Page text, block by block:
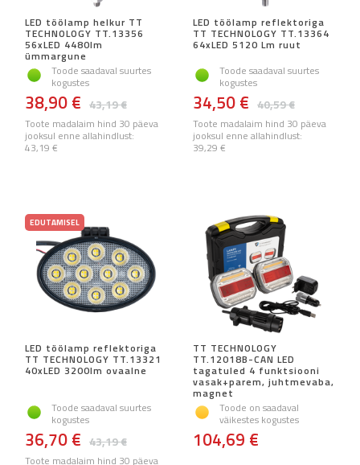
LED töölamp helkur TT
TECHNOLOGY TT.13356
56xLED 4480lm
ümmargune
Toode saadaval suurtes
kogustes
43,19 €
38,90 €
Toote madalaim hind 30 päeva
jooksul enne allahindlust:
43,19 €
LED töölamp reflektoriga
TT TECHNOLOGY TT.13364
64xLED 5120 Lm ruut
Toode saadaval suurtes
kogustes
40,59 €
34,50 €
Toote madalaim hind 30 päeva
jooksul enne allahindlust:
39,29 €
EDUTAMISEL
LED töölamp reflektoriga
TT TECHNOLOGY TT.13321
40xLED 3200lm ovaalne
Toode saadaval suurtes
kogustes
43,19 €
36,70 €
Toote madalaim hind 30 päeva
TT TECHNOLOGY
TT.12018B-CAN LED
tagatuled 4 funktsiooni
vasak+parem, juhtmevaba,
magnet
Toode on saadaval
väikestes kogustes
104,69 €